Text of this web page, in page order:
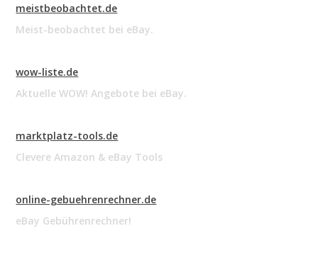
meistbeobachtet.de
Meist-beobachtet bei eBay.
wow-liste.de
Aktuelle WOW! Angebote bei eBay.
marktplatz-tools.de
Clevere Amazon & eBay Tools
online-gebuehrenrechner.de
eBay Gebührenrechner!